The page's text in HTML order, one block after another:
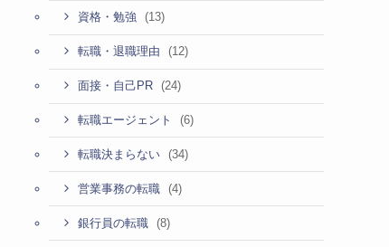
資格・勉強 (13)
転職・退職理由 (12)
面接・自己PR (24)
転職エージェント (6)
転職決まらない (34)
営業事務の転職 (4)
銀行員の転職 (8)